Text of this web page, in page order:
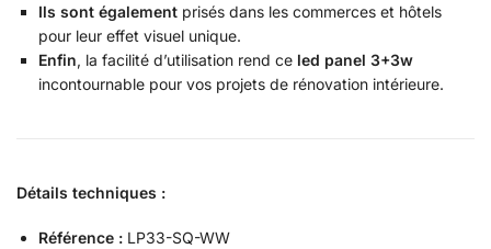
Ils sont également prisés dans les commerces et hôtels
pour leur effet visuel unique.
Enfin, la facilité d’utilisation rend ce led panel 3+3w
incontournable pour vos projets de rénovation intérieure.
Détails techniques :
Référence : LP33-SQ-WW